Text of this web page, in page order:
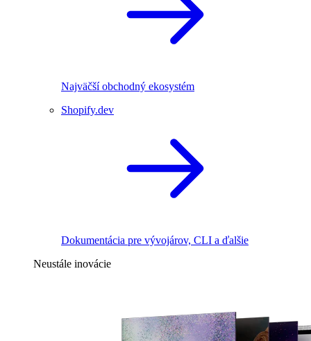
Najväčší obchodný ekosystém
Shopify.dev
Dokumentácia pre vývojárov, CLI a ďalšie
Neustále inovácie